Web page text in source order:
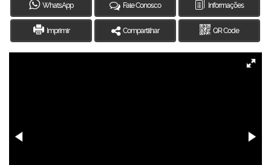
WhatsApp Fale Conosco Informações
Imprimir Compartilhar QR Code